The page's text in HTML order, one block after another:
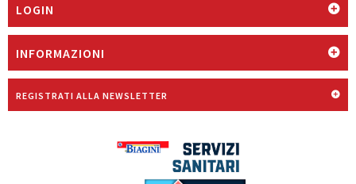
LOGIN
INFORMAZIONI
REGISTRATI ALLA NEWSLETTER